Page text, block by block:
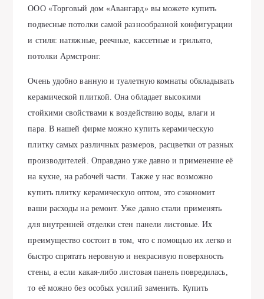
ООО «Торговый дом «Авангард» вы можете купить
подвесные потолки самой разнообразной конфигурации
и стиля: натяжные, реечные, кассетные и грильято,
потолки Армстронг.
Очень удобно ванную и туалетную комнаты обкладывать
керамической плиткой. Она обладает высокими
стойкими свойствами к воздействию воды, влаги и
пара. В нашей фирме можно купить керамическую
плитку самых различных размеров, расцветки от разных
производителей. Оправдано уже давно и применение её
на кухне, на рабочей части. Также у нас возможно
купить плитку керамическую оптом, это сэкономит
ваши расходы на ремонт. Уже давно стали применять
для внутренней отделки стен панели листовые. Их
преимущество состоит в том, что с помощью их легко и
быстро спрятать неровную и некрасивую поверхность
стены, а если какая-либо листовая панель повредилась,
то её можно без особых усилий заменить. Купить